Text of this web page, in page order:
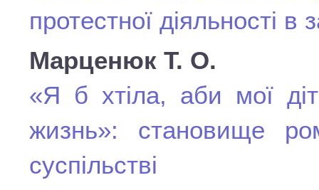
протестної діяльності в
Марценюк Т. О.
«Я б хтіла, аби мої
жизнь»: становище
суспільстві